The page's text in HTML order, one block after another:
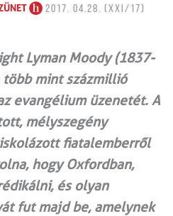
2017. 04.28. (XXI/17)
Lyman Moody (1837-
mint százmillió
evangélium üzenetét. A
mélyszegény
fiatalemberről
hogy Oxfordban,
és olyan
fut majd be, amelynek